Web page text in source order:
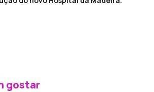
gostar